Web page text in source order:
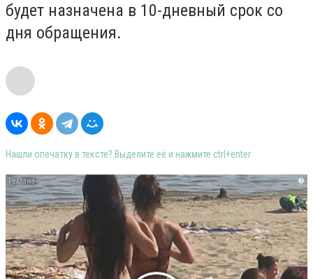
будет назначена в 10-дневный срок со
дня обращения.
Нашли опечатку в тексте? Выделите её и нажмите ctrl+enter
i